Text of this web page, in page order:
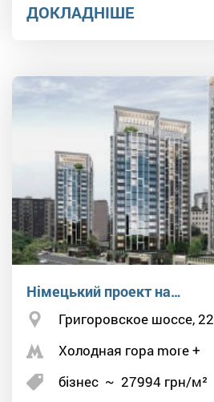
ДОКЛАДНІШЕ
Німецький проект на…
Григоровское шоссе, 22
Холодная гора more +
бізнес ~ 27994 грн/м²